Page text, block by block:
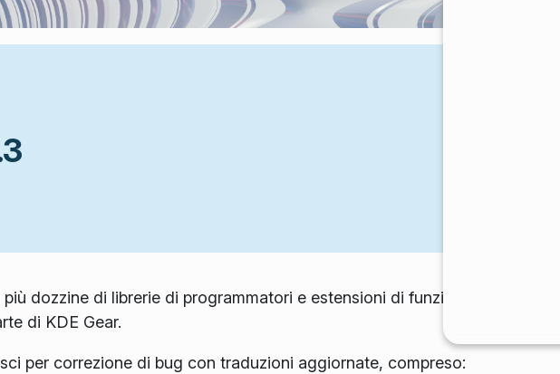
dozzine di librerie di programmatori e estensioni di funzionalità
di KDE Gear.
per correzione di bug con traduzioni aggiornate, compreso: